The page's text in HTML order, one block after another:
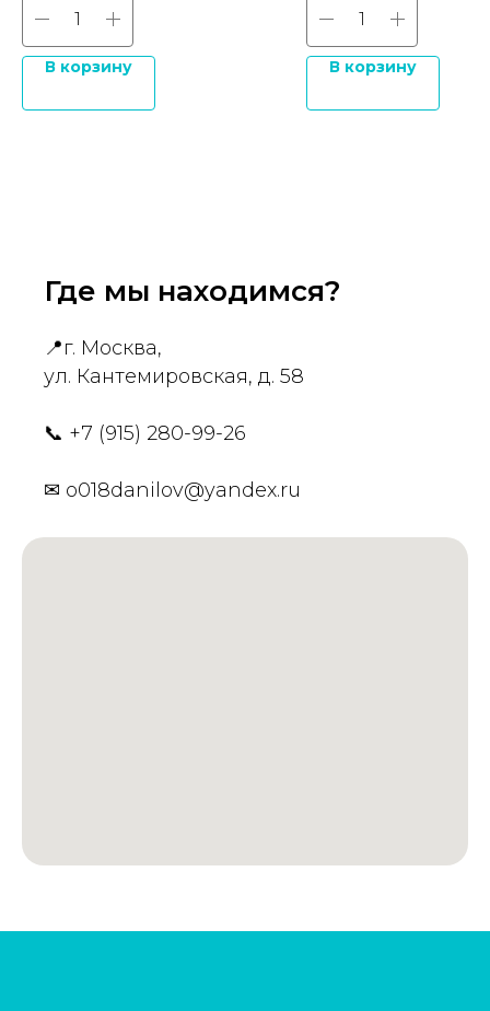
В корзину В корзину
Где мы находимся?
📍г. Москва,
ул. Кантемировская, д. 58
📞 +7 (915) 280-99-26
✉ o018danilov@yandex.ru